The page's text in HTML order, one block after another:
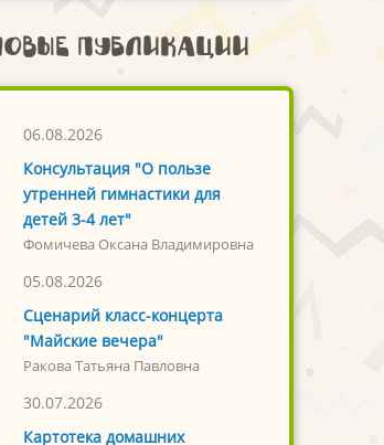
публикации
06.08.2026
Консультация "О пользе
утренней гимнастики для
детей 3-4 лет"
Фомичева Оксана Владимировна
05.08.2026
Сценарий класс-концерта
"Майские вечера"
Ракова Татьяна Павловна
30.07.2026
Картотека домашних